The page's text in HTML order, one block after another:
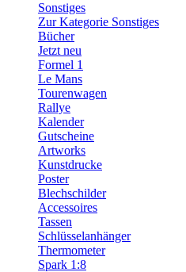
Sonstiges
Zur Kategorie Sonstiges
Bücher
Jetzt neu
Formel 1
Le Mans
Tourenwagen
Rallye
Kalender
Gutscheine
Artworks
Kunstdrucke
Poster
Blechschilder
Accessoires
Tassen
Schlüsselanhänger
Thermometer
Spark 1:8